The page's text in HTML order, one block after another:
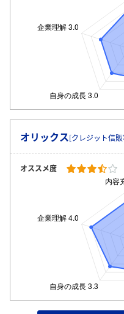
オリックス[クレジット信
オススメ度